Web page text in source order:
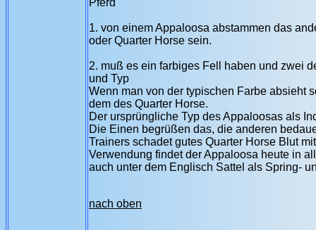
Pferd
1. von einem Appaloosa abstammen das
oder Quarter Horse sein.
2. muß es ein farbiges Fell haben und zwei
und Typ
Wenn man von der typischen Farbe absieht
dem des Quarter Horse.
Der ursprüngliche Typ des Appaloosas als
Die Einen begrüßen das, die anderen
Trainers schadet gutes Quarter Horse Blut
Verwendung findet der Appaloosa heute in
auch unter dem Englisch Sattel als Spring-
nach oben